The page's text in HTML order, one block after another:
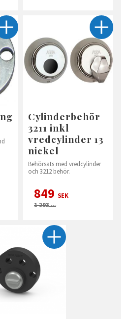
Cylinderbehör
3211 inkl
vredcylinder 13
nickel
Behörsats med vredcylinder
och 3212 behör.
849 SEK
1 293SEK